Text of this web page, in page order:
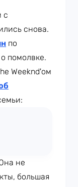
с
снова.
по
помолвке.
Weeknd'ом
не
большая